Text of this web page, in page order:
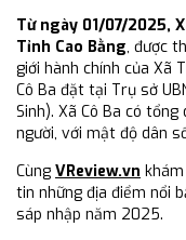
Từ ngày 01/07/2025,
Tỉnh Cao Bằng, được
giới hành chính của Xã
Cô Ba đặt tại Trụ sở
Sinh). Xã Cô Ba có
người, với mật độ dân
Cùng VReview.vn
tin những địa điểm nổi
sáp nhập năm 2025.